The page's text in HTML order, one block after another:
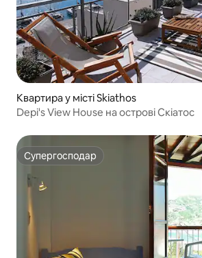
Квартира у місті Skiathos
Depi's View House на острові Скіатос
Супергосподар
Супергосподар